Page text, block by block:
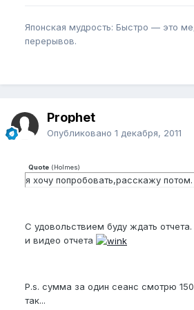
Японская мудрость: Быстро — это
перерывов.
Prophet
Опубликовано 1 декабря, 2011
Quote (Holmes)
я хочу попробовать,расскажу потом.
С удовольствием буду ждать
и видео отчета
P.s. сумма за один сеанс смотрю
так...